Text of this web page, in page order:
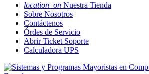
location_on Nuestra Tienda
Sobre Nosotros
Contáctenos
Órdes de Servicio
Abrir Ticket Soporte
Calculadora UPS